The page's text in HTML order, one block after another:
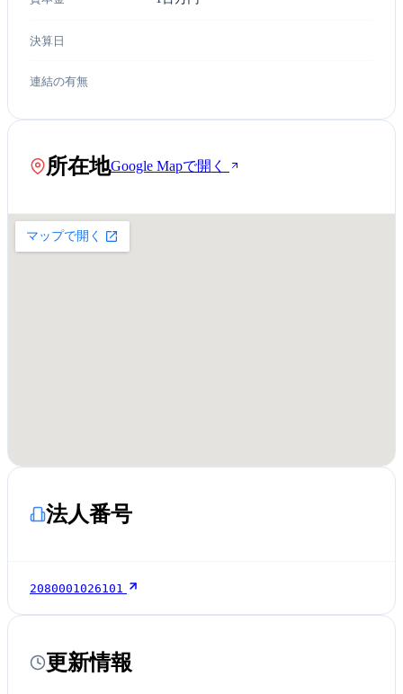
決算日
連結の有無
所在地Google Mapで開く
法人番号
2080001026101
更新情報